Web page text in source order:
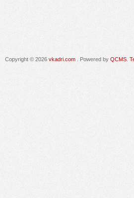
Copyright © 2026 vkadri.com . Powered by QCMS